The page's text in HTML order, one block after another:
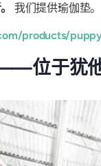
我们提供瑜伽垫
products/
位于犹